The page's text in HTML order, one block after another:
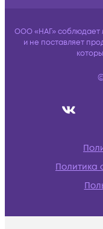
ООО «НАГ» соблюдает
и не поставляет
Политика